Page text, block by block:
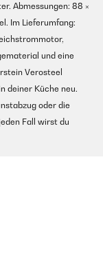
Abmessungen: 88 ×
Im Lieferumfang:
und eine
Verosteel
deiner Küche neu.
oder die
Fall wirst du